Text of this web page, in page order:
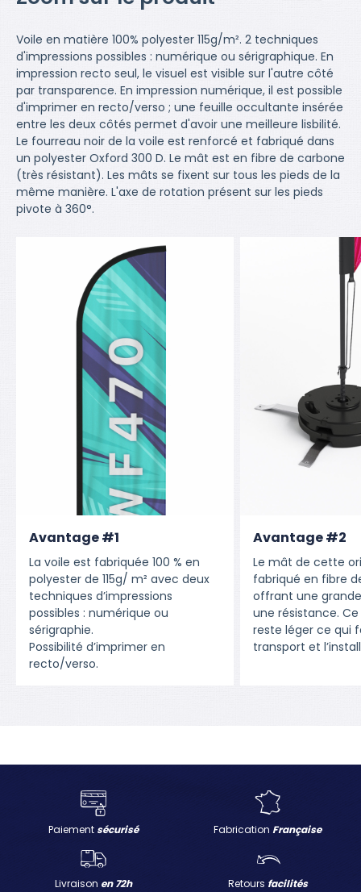
Voile en matière 100% polyester 115g/m². 2 techniques
d'impressions possibles : numérique ou sérigraphique. En
impression recto seul, le visuel est visible sur l'autre côté
par transparence. En impression numérique, il est possible
d'imprimer en recto/verso ; une feuille occultante insérée
entre les deux côtés permet d'avoir une meilleure lisbilité.
Le fourreau noir de la voile est renforcé et fabriqué dans
un polyester Oxford 300 D. Le mât est en fibre de carbone
(très résistant). Les mâts se fixent sur tous les pieds de la
même manière. L'axe de rotation présent sur les pieds
pivote à 360°.
Avantage #1
La voile est fabriquée 100 % en
polyester de 115g/ m² avec deux
techniques d’impressions
possibles : numérique ou
sérigraphie.
Possibilité d’imprimer en
recto/verso.
Avantage #2
Le mât de cette
fabriqué en fibre
offrant une
une résistance.
reste léger ce qui
transport et
Paiement sécurisé Fabrication Française
Livraison en 72h Retours facilités